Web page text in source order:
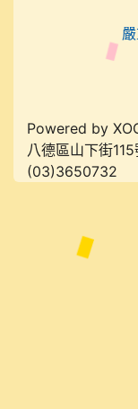
Powered by
八德區山下街
(03)3650732